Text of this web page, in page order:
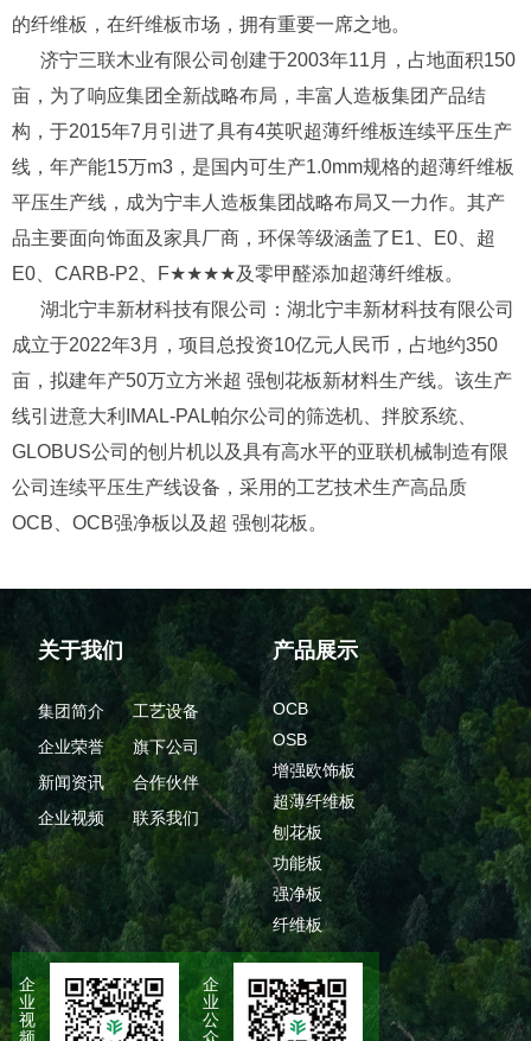
的纤维板，在纤维板市场，拥有重要一席之地。
济宁三联木业有限公司创建于2003年11月，占地面积150
亩，为了响应集团全新战略布局，丰富人造板集团产品结
构，于2015年7月引进了具有4英呎超薄纤维板连续平压生产
线，年产能15万m3，是国内可生产1.0mm规格的超薄纤维板
平压生产线，成为宁丰人造板集团战略布局又一力作。其产
品主要面向饰面及家具厂商，环保等级涵盖了E1、E0、超
E0、CARB-P2、F★★★★及零甲醛添加超薄纤维板。
湖北宁丰新材科技有限公司：湖北宁丰新材科技有限公司
成立于2022年3月，项目总投资10亿元人民币，占地约350
亩，拟建年产50万立方米超 强刨花板新材料生产线。该生产
线引进意大利IMAL-PAL帕尔公司的筛选机、拌胶系统、
GLOBUS公司的刨片机以及具有高水平的亚联机械制造有限
公司连续平压生产线设备，采用的工艺技术生产高品质
OCB、OCB强净板以及超 强刨花板。
关于我们
集团简介
工艺设备
企业荣誉
旗下公司
新闻资讯
合作伙伴
企业视频
联系我们
产品展示
OCB
OSB
增强欧饰板
超薄纤维板
刨花板
功能板
强净板
纤维板
企
业
视
企
业
公